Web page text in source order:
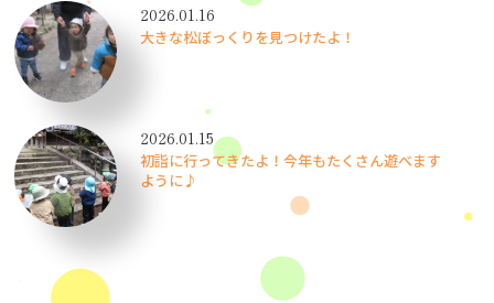
2026.01.16
大きな松ぼっくりを見つけたよ！
2026.01.15
初詣に行ってきたよ！今年もたくさん遊べます
ように♪